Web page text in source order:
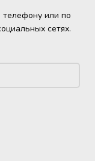
или по
сетях.